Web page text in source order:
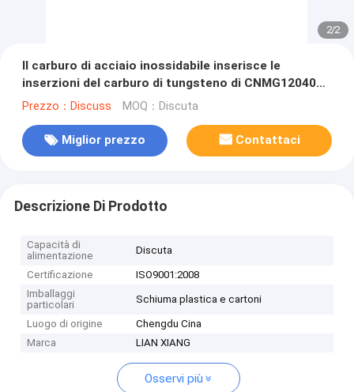
2/2
Il carburo di acciaio inossidabile inserisce le
inserzioni del carburo di tungsteno di CNMG120404-
HA
Prezzo：Discuss MOQ：Discuta
Miglior prezzo Contattaci
Descrizione Di Prodotto
Capacità di
alimentazione
Discuta
Certificazione
ISO9001:2008
Imballaggi
particolari
Schiuma plastica e cartoni
Luogo di origine
Chengdu Cina
Marca
LIAN XIANG
Osservi più